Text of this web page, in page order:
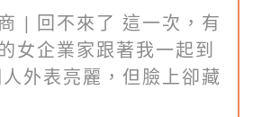
| 回不來了 這一次，有
女企業家跟著我一起到
外表亮麗，但臉上卻藏